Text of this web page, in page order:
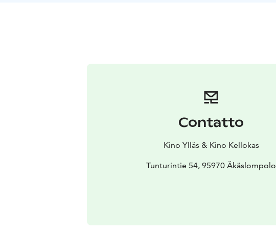
Contatto
Kino Ylläs & Kino Kellokas
Tunturintie 54, 95970 Äkäslompolo